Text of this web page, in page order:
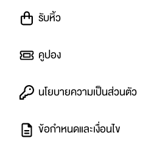
รับหิ้ว
คูปอง
นโยบายความเป็นส่วนตัว
ข้อกำหนดและเงื่อนไข